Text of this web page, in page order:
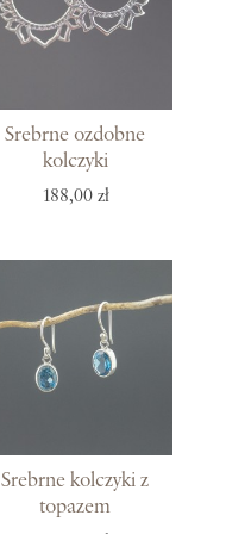
Srebrne ozdobne
kolczyki
188,00 zł
Srebrne kolczyki z
topazem